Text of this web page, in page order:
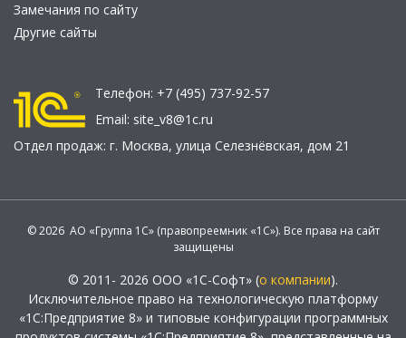
Замечания по сайту
Другие сайты
Телефон: +7 (495) 737-92-57
Email: site_v8@1c.ru
Отдел продаж: г. Москва, улица Селезнёвская, дом 21
© 2026 АО «Группа 1С» (правопреемник «1С»). Все права на сайт
защищены
© 2011- 2026 ООО «1С-Софт» (о компании).
Исключительное право на технологическую платформу
«1С:Предприятие 8» и типовые конфигурации программных